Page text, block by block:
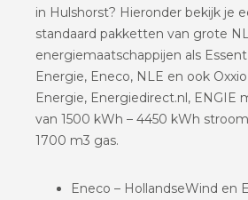
in Hulshorst? Hieronder bekijk je
standaard pakketten van grote
energiemaatschappijen als
Energie, Eneco, NLE en ook
Energie, Energiedirect.nl, ENGIE
van 1500 kWh – 4450 kWh
1700 m3 gas.
Eneco – HollandseWind en